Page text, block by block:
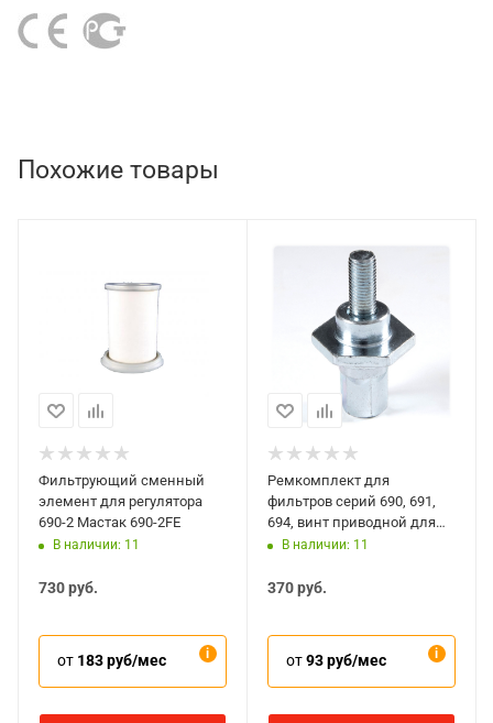
Похожие товары
Фильтрующий сменный
элемент для регулятора
690-2 Мастак 690-2FE
В наличии: 11
730руб.
от 183 руб/мес
Ремкомплект для
фильтров серий 690, 691,
694, винт приводной для
3/4" МАСТАК 693-5DSD
В наличии: 11
370руб.
от93 руб/мес